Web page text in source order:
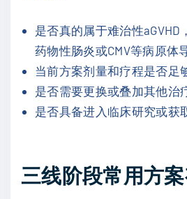
是否真的属于难治性aGVHD
药物性肠炎或CMV等病原体
当前方案剂量和疗程是否足
是否需要更换或叠加其他治
是否具备进入临床研究或获
三线阶段常用方